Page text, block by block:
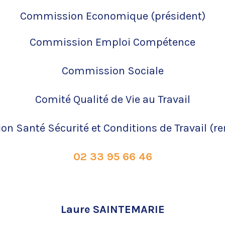
Commission Economique (président)
Commission Emploi Compétence
Commission Sociale
Comité Qualité de Vie au Travail
Santé Sécurité et Conditions de Travail
02 33 95 66 46
Laure SAINTEMARIE